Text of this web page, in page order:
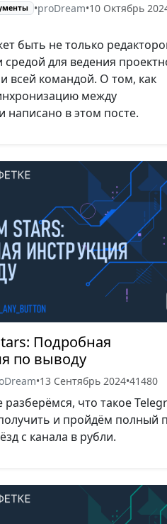
•proDream•10 Октябрь
быть не только
средой для ведения
всей командой. О том, как
между
написано в этом посте.
Подробная
по выводу
•13 Сентябрь 2024•41480
разберёмся, что такое
и пройдём полный
с канала в рубли.